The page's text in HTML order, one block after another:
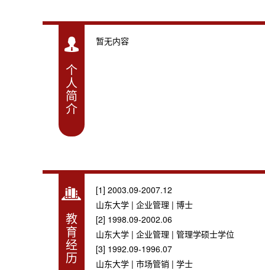
个
人
简
介
暂无内容
教
育
经
历
[1] 2003.09-2007.12
山东大学 | 企业管理 | 博士
[2] 1998.09-2002.06
山东大学 | 企业管理 | 管理学硕士学位
[3] 1992.09-1996.07
山东大学 | 市场管销 | 学士